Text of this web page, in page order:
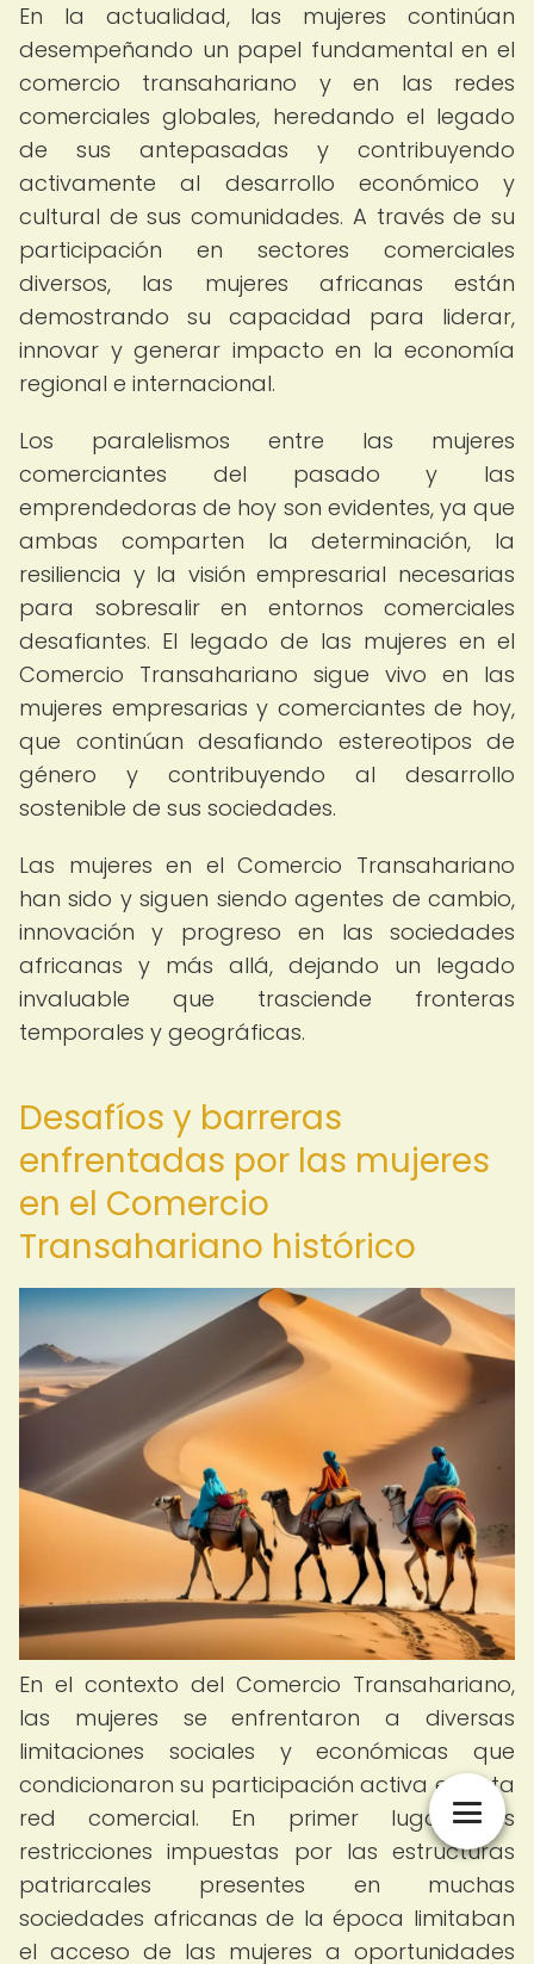
En la actualidad, las mujeres continúan
desempeñando un papel fundamental en el
comercio transahariano y en las redes
comerciales globales, heredando el legado
de sus antepasadas y contribuyendo
activamente al desarrollo económico y
cultural de sus comunidades. A través de su
participación en sectores comerciales
diversos, las mujeres africanas están
demostrando su capacidad para liderar,
innovar y generar impacto en la economía
regional e internacional.
Los paralelismos entre las mujeres
comerciantes del pasado y las
emprendedoras de hoy son evidentes, ya que
ambas comparten la determinación, la
resiliencia y la visión empresarial necesarias
para sobresalir en entornos comerciales
desafiantes. El legado de las mujeres en el
Comercio Transahariano sigue vivo en las
mujeres empresarias y comerciantes de hoy,
que continúan desafiando estereotipos de
género y contribuyendo al desarrollo
sostenible de sus sociedades.
Las mujeres en el Comercio Transahariano
han sido y siguen siendo agentes de cambio,
innovación y progreso en las sociedades
africanas y más allá, dejando un legado
invaluable que trasciende fronteras
temporales y geográficas.
Desafíos y barreras
enfrentadas por las mujeres
en el Comercio
Transahariano histórico
En el contexto del Comercio Transahariano,
las mujeres se enfrentaron a diversas
limitaciones sociales y económicas que
condicionaron su participación activa en esta
red comercial. En primer lugar, las
restricciones impuestas por las estructuras
patriarcales presentes en muchas
sociedades africanas de la época limitaban
el acceso de las mujeres a oportunidades